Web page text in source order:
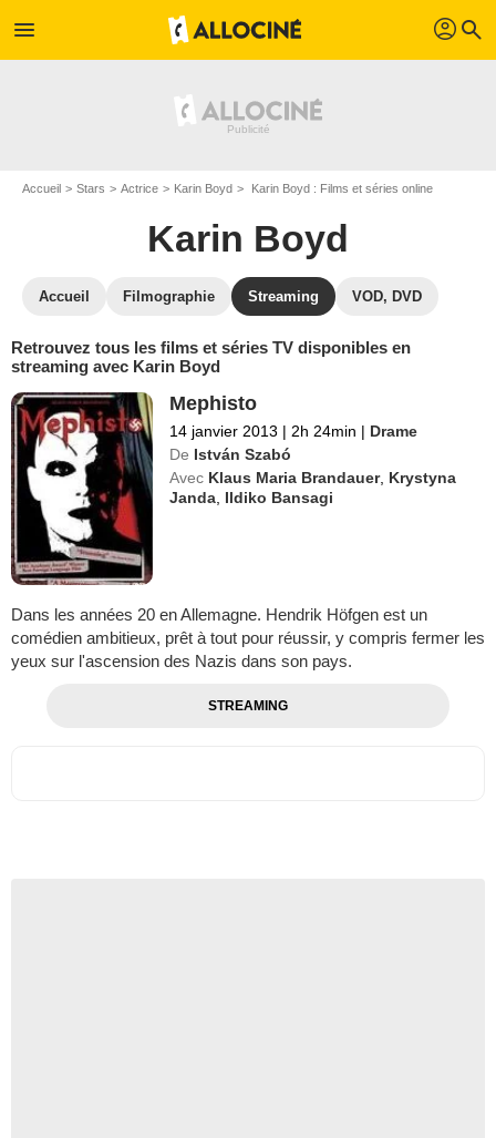
menu profil search
Accueil Stars Actrice Karin Boyd Karin Boyd : Films et séries online
Karin Boyd
Accueil Filmographie Streaming VOD, DVD
Retrouvez tous les films et séries TV disponibles en
streaming avec Karin Boyd
Mephisto
14 janvier 2013 | 2h 24min | Drame
De István Szabó
Avec Klaus Maria Brandauer, Krystyna
Janda Ildiko Bansagi
Dans les années 20 en Allemagne. Hendrik Höfgen est un
comédien ambitieux, prêt à tout pour réussir, y compris fermer les
yeux sur l'ascension des Nazis dans son pays.
STREAMING